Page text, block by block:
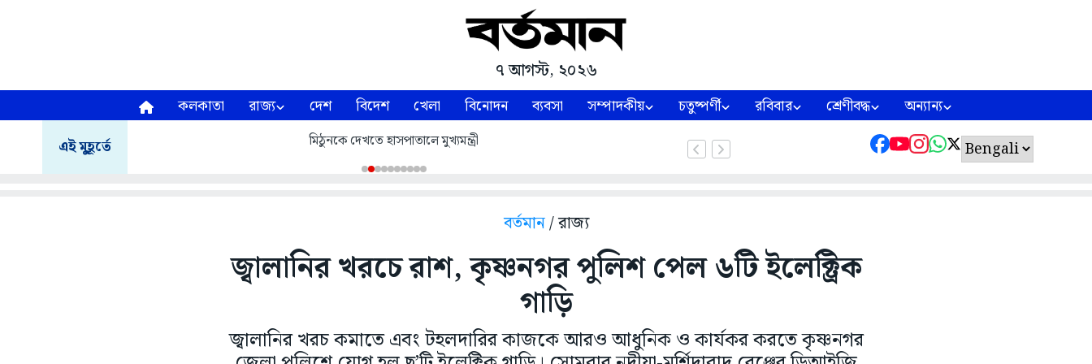
৭ আগস্ট, ২০২৬
কলকাতা রাজ্য দেশ বিদেশ খেলা বিনোদন ব্যবসা সম্পাদকীয় চতুষ্পর্ণী রবিবার শ্রেণীবদ্ধ অন্যান্য
এই মুহূর্তে মিঠুনকে দেখতে হাসপাতালে মুখ্যমন্ত্রী
বর্তমান/ রাজ্য
জ্বালানির খরচে রাশ, কৃষ্ণনগর পুলিশ পেল ৬টি ইলেক্ট্রিক
গাড়ি
জ্বালানির খরচ কমাতে এবং টহলদারির কাজকে আরও আধুনিক ও কার্যকর করতে কৃষ্ণনগর